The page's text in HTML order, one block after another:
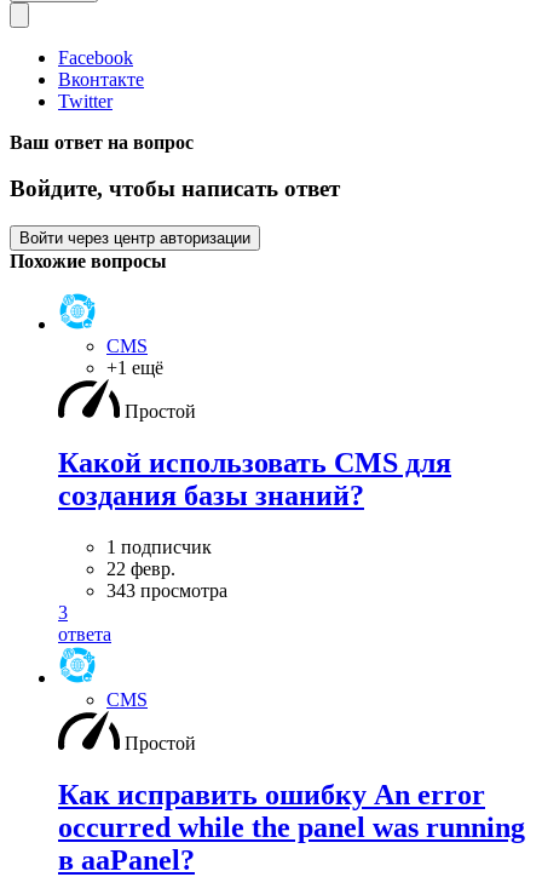
Facebook
Вконтакте
Twitter
Ваш ответ на вопрос
Войдите, чтобы написать ответ
Войти через центр авторизации
Похожие вопросы
CMS
+1 ещё
Простой
Какой использовать CMS для
создания базы знаний?
1 подписчик
22 февр.
343 просмотра
3
ответа
CMS
Простой
Как исправить ошибку An error
occurred while the panel was running
в aaPanel?